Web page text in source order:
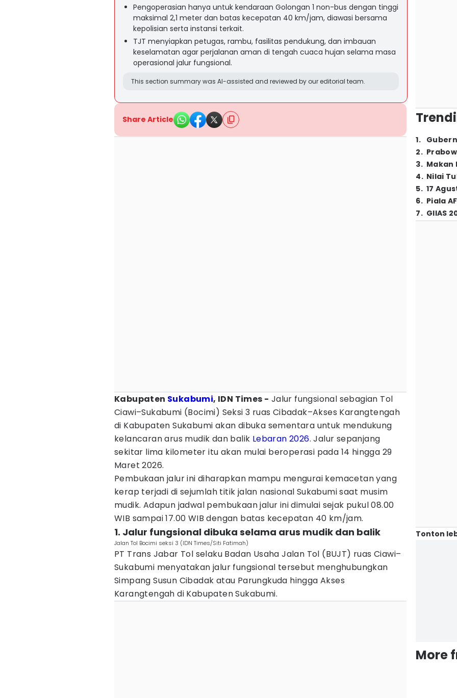
Pengoperasian hanya untuk kendaraan Golongan 1 non-bus dengan tinggi
maksimal 2,1 meter dan batas kecepatan 40 km/jam, diawasi bersama
kepolisian serta instansi terkait.
TJT menyiapkan petugas, rambu, fasilitas pendukung, dan imbauan
keselamatan agar perjalanan aman di tengah cuaca hujan selama masa
operasional jalur fungsional.
This section summary was AI-assisted and reviewed by our editorial team.
Share Article
Kabupaten Sukabumi, IDN Times - Jalur fungsional sebagian Tol
Ciawi–Sukabumi (Bocimi) Seksi 3 ruas Cibadak–Akses Karangtengah
di Kabupaten Sukabumi akan dibuka sementara untuk mendukung
kelancaran arus mudik dan balik Lebaran 2026. Jalur sepanjang
sekitar lima kilometer itu akan mulai beroperasi pada 14 hingga 29
Maret 2026.
Pembukaan jalur ini diharapkan mampu mengurai kemacetan yang
kerap terjadi di sejumlah titik jalan nasional Sukabumi saat musim
mudik. Adapun jadwal pembukaan jalur ini dimulai sejak pukul 08.00
WIB sampai 17.00 WIB dengan batas kecepatan 40 km/jam.
1. Jalur fungsional dibuka selama arus mudik dan balik
Jalan Tol Bocimi seksi 3 (IDN Times/Siti Fatimah)
PT Trans Jabar Tol selaku Badan Usaha Jalan Tol (BUJT) ruas Ciawi–
Sukabumi menyatakan jalur fungsional tersebut menghubungkan
Simpang Susun Cibadak atau Parungkuda hingga Akses
Karangtengah di Kabupaten Sukabumi.
1.
2.
3. Makan
4. Nilai
5. 17
6. Piala
7. GIIAS
Tonton
More